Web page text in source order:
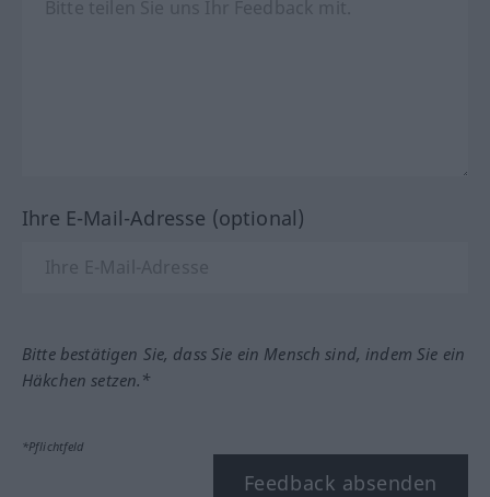
Ihre E-Mail-Adresse (optional)
Bitte bestätigen Sie, dass Sie ein Mensch sind, indem Sie ein
Häkchen setzen.*
*Pflichtfeld
Feedback absenden